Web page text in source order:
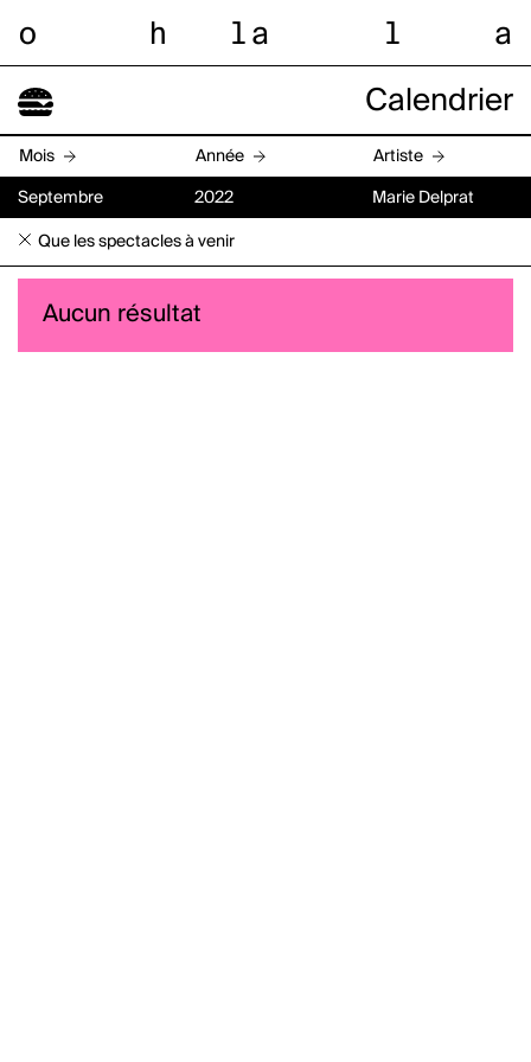
o h l a l a
Calendrier
Mois Année Artiste
Septembre 2022 Marie Delprat
Que les spectacles à venir
Aucun résultat